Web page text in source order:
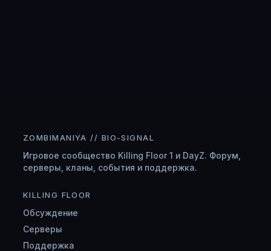
ZOMBIMANIYA // BIO-SIGNAL
Игровое сообщество Killing Floor 1 и DayZ. Форум,
серверы, кланы, события и поддержка.
KILLING FLOOR
Обсуждение
Серверы
Поддержка